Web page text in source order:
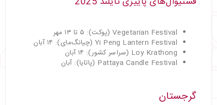
Vegetarian Festival (پوکت): ۵ تا ۱۳ مهر
Yi Peng Lantern Festival (چیانگ‌مای): ۱۴ آبان
Loy Krathong (سراسر کشور): ۱۴ آبان
Pattaya Candle Festival (پاتایا): آبان
گرجستان